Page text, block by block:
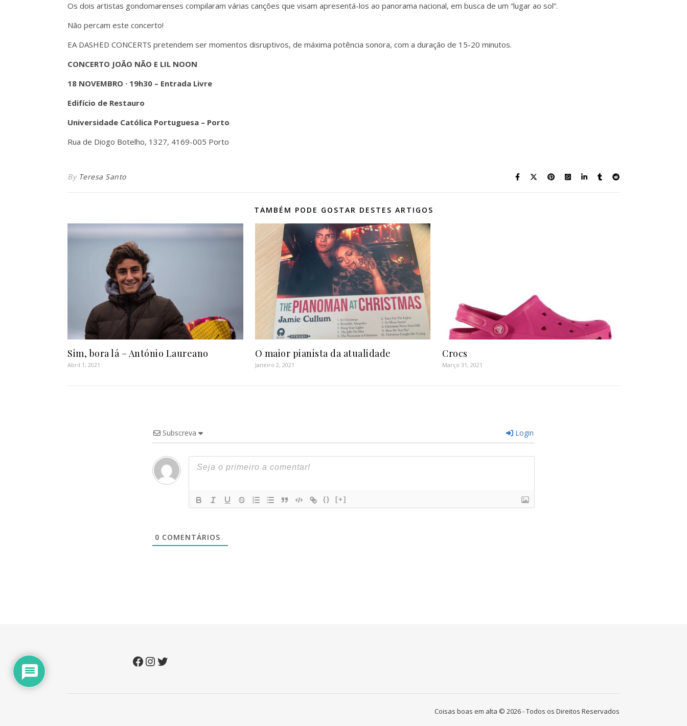
Os dois artistas gondomarenses compilaram várias canções que visam apresentá-los ao panorama nacional, em busca de um “lugar ao sol”.
Não percam este concerto!
EA DASHED CONCERTS pretendem ser momentos disruptivos, de máxima potência sonora, com a duração de 15-20 minutos.
CONCERTO JOÃO NÃO E LIL NOON
18 NOVEMBRO · 19h30 – Entrada Livre
Edifício de Restauro
Universidade Católica Portuguesa – Porto
Rua de Diogo Botelho, 1327, 4169-005 Porto
By Teresa Santo
TAMBÉM PODE GOSTAR DESTES ARTIGOS
Sim, bora lá – António Laureano
Abril 1, 2021
O maior pianista da atualidade
Janeiro 2, 2021
Crocs
Março 31, 2021
Subscreva Login
{} [+]
0 COMENTÁRIOS
Facebook
Instagram
Twitter
Coisas boas em alta © 2026 - Todos os Direitos Reservados